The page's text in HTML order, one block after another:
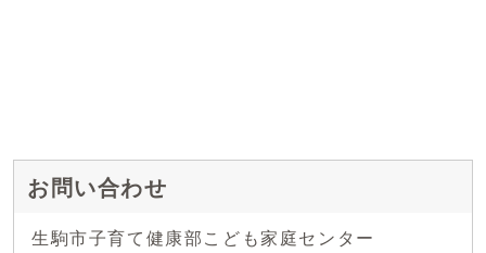
お問い合わせ
生駒市子育て健康部こども家庭センター